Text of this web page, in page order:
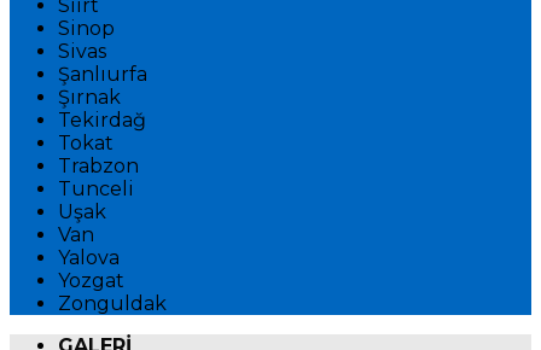
Siirt
Sinop
Sivas
Şanlıurfa
Şırnak
Tekirdağ
Tokat
Trabzon
Tunceli
Uşak
Van
Yalova
Yozgat
Zonguldak